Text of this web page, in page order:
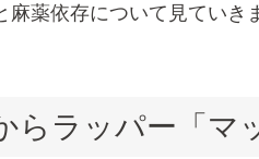
薬依存について見ていき
らラッパー「マ